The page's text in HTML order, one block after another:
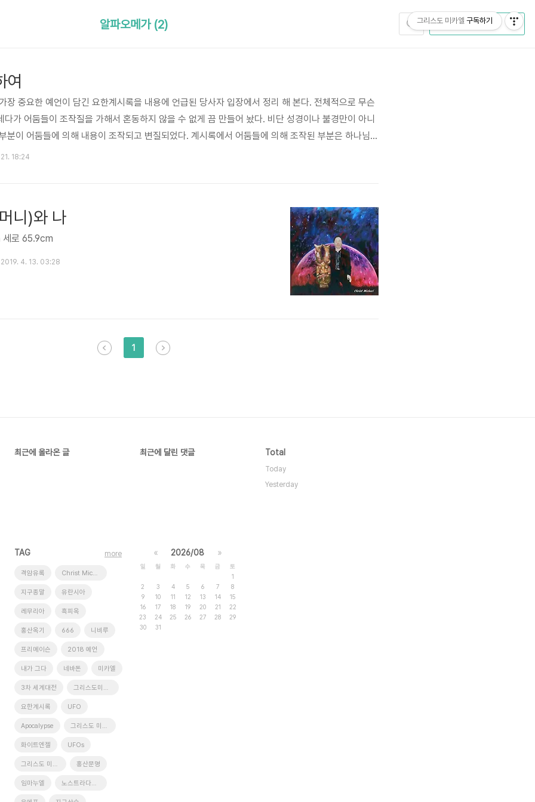
CATEGORY
알파오메가 (2)
여
장 중요한 예언이 담긴 요한계시록을 내용에 언급된 당사자 입장에서 정리 해 본다. 전체적으로 무슨
가 어둠들이 조작질을 가해서 혼동하지 않을 수 없게 끔 만들어 놨다. 비단 성경이나 불경만이 아니
분이 어둠들에 의해 내용이 조작되고 변질되었다. 계시록에서 어둠들에 의해 조작된 부분은 하나님께
적으로 심판하시기 위해 물질세상에 내려 보낸 자신의 아바타 666에 대한 부분인데 세상사람들이 6
18:24
니)와 나
세로 65.9cm
4. 13. 03:28
1
최근에 올라온 글 최근에 달린 댓글 Total
Today
Yesterday
TAG
격암유록 Christ Michael
지구종말 유란시아
레무리아 흑피옥
홍산옥기 666 니비루
프리메이슨 2018 예언
내가 그다 네바돈 미카엘
3차 세계대전 그리스도미카엘
요한계시록 UFO
Apocalypse 그리스도 미가엘
화이트엔젤 UFOs
그리스도 미카엘 홍산문명
임마누엘 노스트라다무스
more « 2026/08 »
일 월 화 수 목 금
토
1
2
3 4 5 6 7
8
9
10 11 12 13 14
15
16
17 18 19 20 21
22
23
24 25 26 27 28
29
30
31
그리스도 미카엘 구독하기